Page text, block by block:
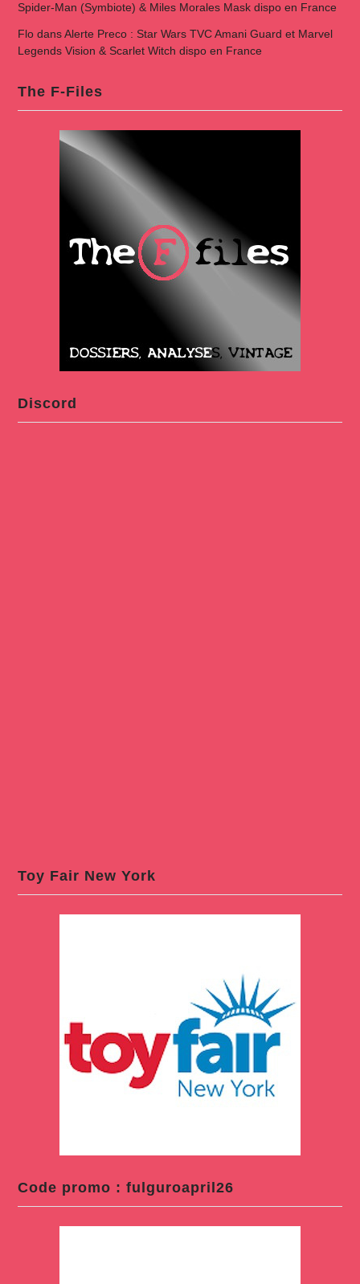
Spider-Man (Symbiote) & Miles Morales Mask dispo en France
FlodansAlerte Preco : Star Wars TVC Amani Guard et Marvel
Legends Vision & Scarlet Witch dispo en France
The F-Files
Discord
Toy Fair New York
Code promo : fulguroapril26